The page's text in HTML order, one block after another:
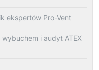
ekspertów Pro-Vent
i audyt ATEX